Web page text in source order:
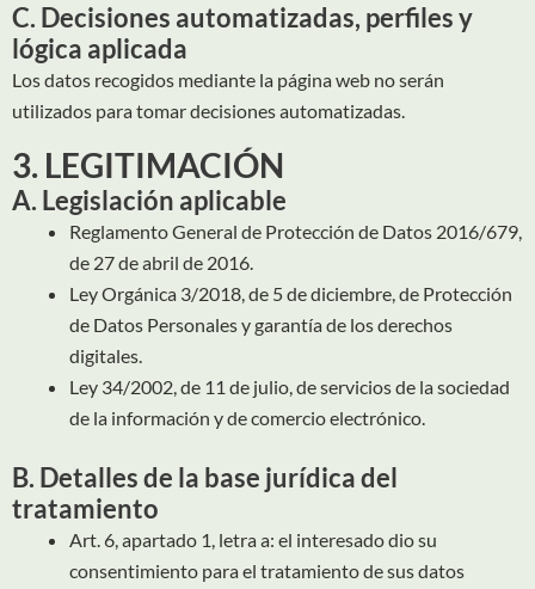
C. Decisiones automatizadas, perfiles y
lógica aplicada
Los datos recogidos mediante la página web no serán
utilizados para tomar decisiones automatizadas.
3. LEGITIMACIÓN
A. Legislación aplicable
Reglamento General de Protección de Datos 2016/679,
de 27 de abril de 2016.
Ley Orgánica 3/2018, de 5 de diciembre, de Protección
de Datos Personales y garantía de los derechos
digitales.
Ley 34/2002, de 11 de julio, de servicios de la sociedad
de la información y de comercio electrónico.
B. Detalles de la base jurídica del
tratamiento
Art. 6, apartado 1, letra a: el interesado dio su
consentimiento para el tratamiento de sus datos